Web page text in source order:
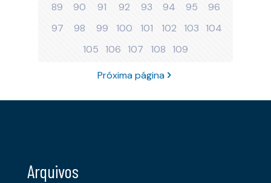
89
90 91 92 93 94 95
96
97
98 99 100 101 102 103 104
105
106 107 108 109
Próxima página
Arquivos